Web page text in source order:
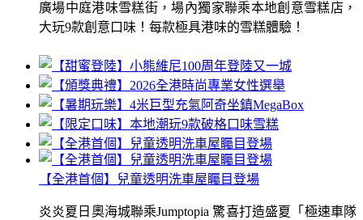
廣場中庭港味雪糕街，場內獨家聯乘本地創意雪糕店，
大玩9款創意口味！每款極具港味的雪糕體驗！
【全港首個】兒童透明洗車屋矚目登場
炎炎夏日奧海城聯乘Jumptopia 驚喜打造盛夏「極速車隊